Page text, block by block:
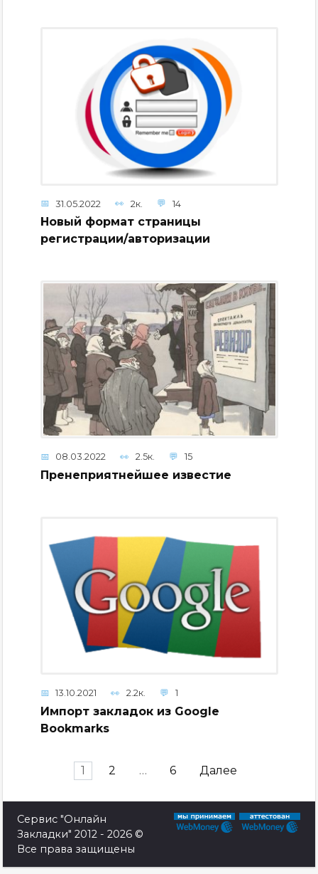
31.05.2022 2к. 14
Новый формат страницы
регистрации/авторизации
08.03.2022 2.5к. 15
Пренеприятнейшее известие
13.10.2021 2.2к. 1
Импорт закладок из Google
Bookmarks
записям
1 2 … 6 Далее
Сервис "Онлайн
Закладки" 2012 - 2026 ©
Все права защищены